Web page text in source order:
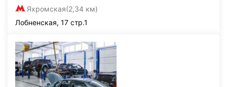
Яхромская(2,34 км)
Лобненская, 17 стр.1